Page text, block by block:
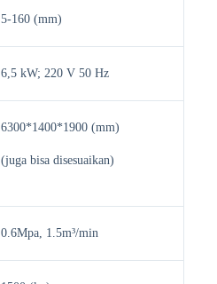
5-160 (mm)
6,5 kW; 220 V 50 Hz
6300*1400*1900 (mm)
(juga bisa disesuaikan)
0.6Mpa, 1.5m³/min